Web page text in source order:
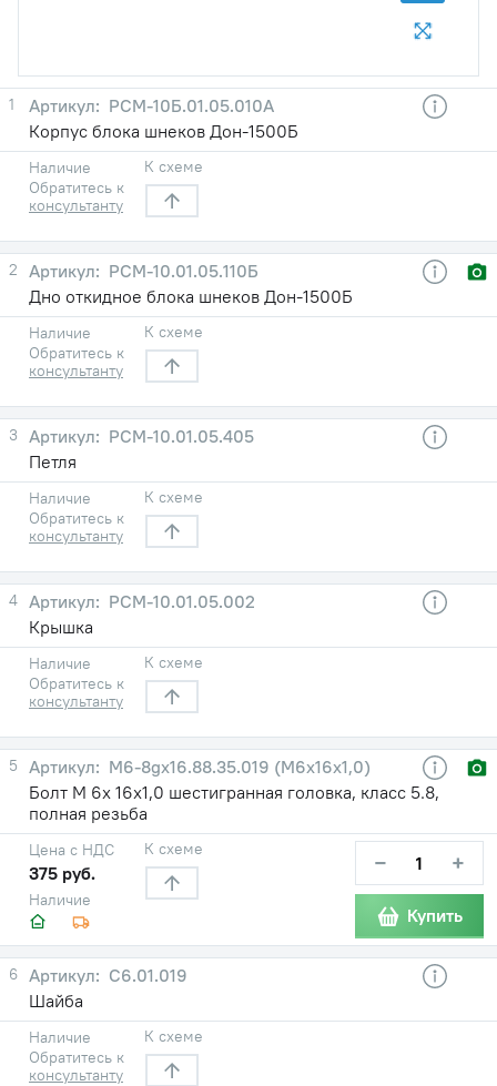
1
РСМ-10Б.01.05.010А
Корпус блока шнеков Дон-1500Б
Наличие
Обратитесь к
консультанту
К схеме
2
РСМ-10.01.05.110Б
Дно откидное блока шнеков Дон-1500Б
Наличие
Обратитесь к
консультанту
К схеме
3
РСМ-10.01.05.405
Петля
Наличие
Обратитесь к
консультанту
К схеме
4
РСМ-10.01.05.002
Крышка
Наличие
Обратитесь к
консультанту
К схеме
5
М6-8gх16.88.35.019 (М6х16х1,0)
Болт М 6х 16х1,0 шестигранная головка, класс 5.8,
полная резьба
Наличие
Цена с НДС
375 руб.
К схеме − +
Купить
6
С6.01.019
Шайба
Наличие
Обратитесь к
консультанту
К схеме